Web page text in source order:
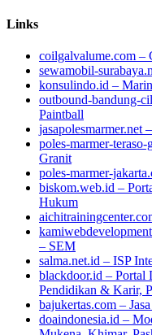
Links
coilgalvalume.com –
sewamobil-
konsulindo.id –
outbound-bandung-
Paintball
jasapolesmarmer.net
poles-marmer-
Granit
poles-marmer-
biskom.web.id –
Hukum
– SEM
salma.net.id – ISP
blackdoor.id – Portal
Pendidikan & Karir,
bajukertas.com –
doaindonesia.id –